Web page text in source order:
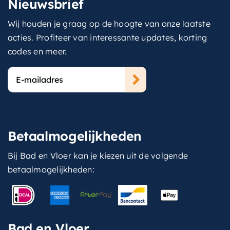
Nieuwsbrief
Wij houden je graag op de hoogte van onze laatste
acties. Profiteer van interessante updates, korting
codes en meer.
E-
mailadres
Betaalmogelijkheden
Bij Bad en Vloer kan je kiezen uit de volgende
betaalmogelijkheden: